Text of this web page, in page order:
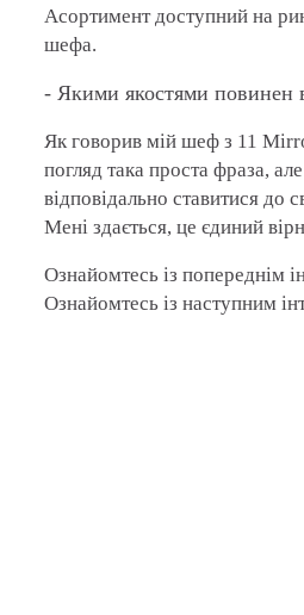
Асортимент доступний на
шефа.
- Якими якостями повинен
Як говорив мій шеф з 11
погляд така проста фраза,
відповідально ставитися до
Мені здається, це єдиний
Ознайомтесь із попереднім
Ознайомтесь із наступним